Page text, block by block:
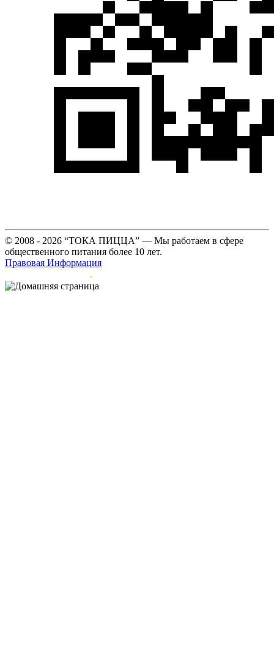
© 2008 - 2026 “ТОКА ПИЦЦА” — Мы работаем в сфере
общественного питания более 10 лет.
Правовая Информация